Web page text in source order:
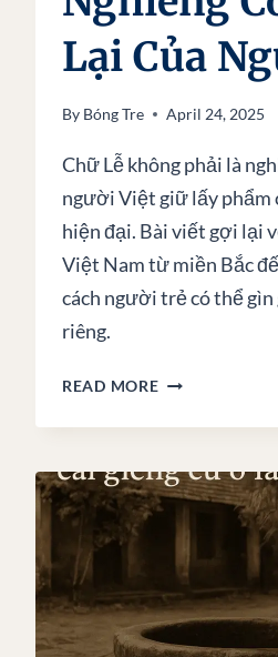
Lại Của
By Bóng Tre April 24, 2025
Chữ Lễ không phải là
người Việt giữ lấy phẩm
hiện đại. Bài viết gợi lại
Việt Nam từ miền Bắc
cách người trẻ có thể gìn
riêng.
READ MORECHỮ
–
NGHIÊNG
CÒN
LẠI
CỦA
NGƯỜI
VIỆT